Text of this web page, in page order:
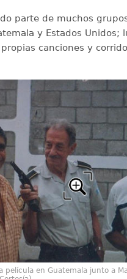
parte de muchos
y Estados Unidos;
canciones y
película en Guatemala junto a